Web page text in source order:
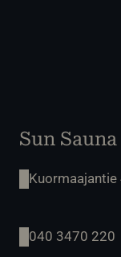
Sun
040 3470 220